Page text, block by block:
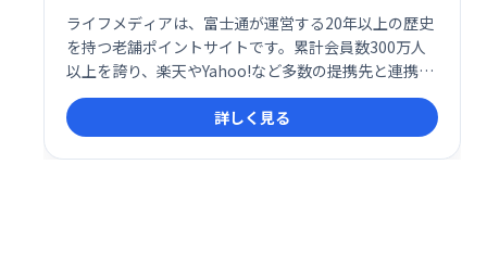
ライフメディアは、富士通が運営する20年以上の歴史
を持つ老舗ポイントサイトです。累計会員数300万人
以上を誇り、楽天やYahoo!など多数の提携先と連携し
ています。お買い物やゲーム、アンケートなどを通し
て貯めたポイントは、1ポイント1円として現金などに
交換可能です。手軽にポイントを貯めて賢く生活しま
せんか？
詳しく見る